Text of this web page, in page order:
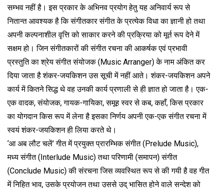
सम्भव नहीं है। इस प्रकार के अभिनव प्रयोग हेतु यह अनिवार्य रूप से
नितान्त आवश्यक है कि संगीतकार संगीत के प्रत्येक विधा का ज्ञानी हो तथा
अपनी कल्पनाशील वृत्ति को साकार करने की प्रक्रिया को मूर्त रूप देने में
सक्षम हो। जिन संगीतकारों की संगीत रचना की आकर्षक एवं प्रभावी
प्रस्तुति का श्रेय संगीत संयोजक (Music Arranger) के नाम अंकित कर
दिया जाता है शंकर-जयकिशन उस सूची में नहीं आते। शंकर-जयकिशन अपने
कार्य में कितने सिद्ध थे वह उनकी कार्य प्रणाली से ही ज्ञात हो जाता है। एक-
एक वादक, संयोजक, गायक-गायिका, समूह स्वर से कब, कहाँ, किस प्रकार
का योगदान किस रूप में लेना है इसका निर्णय अपनी एक-एक संगीत रचना में
स्वयं शंकर-जयकिशन ही लिया करते थे।
‘आ अब लौट चलें’ गीत में प्रयुक्त प्रारम्भिक संगीत (Prelude Music),
मध्य संगीत (Interlude Music) तथा परिणामी (समापन) संगीत
(Conclude Music) की संरचना जिस व्यवस्थित रूप से की गयी है वह गीत
में निहित भाव, उसके प्रयोजन तथा उससे उद् भासित होने वाले सन्देश को